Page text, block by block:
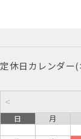
定休日カレンダー
<
日 月